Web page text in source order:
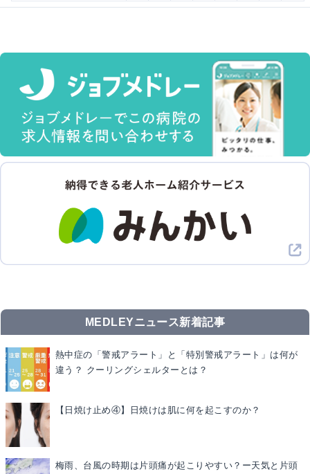
MEDLEYニュース新着記事
熱中症の「警戒アラート」と「特別警戒アラート」は何が
違う？ クーリングシェルターとは？
【日焼け止め④】日焼けは肌に何を起こすのか？
梅雨、台風の時期は片頭痛が起こりやすい？ー天気と片頭